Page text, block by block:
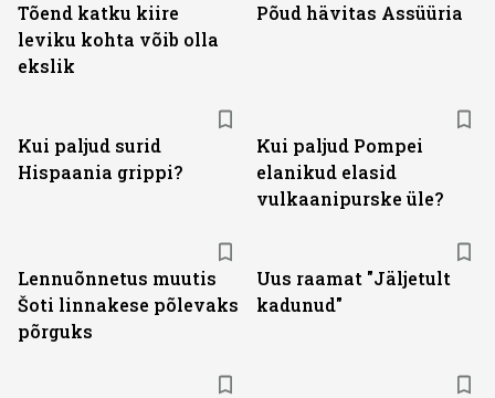
Tõend katku kiire
leviku kohta võib olla
ekslik
Põud hävitas Assüüria
Kui paljud surid
Hispaania grippi?
Kui paljud Pompei
elanikud elasid
vulkaanipurske üle?
Lennuõnnetus muutis
Šoti linnakese põlevaks
põrguks
Uus raamat "Jäljetult
kadunud"